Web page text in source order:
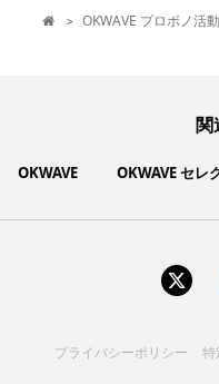
 > OKWAVE プロボノ活動
関
OKWAVE OKWAVE セレ
健康食品・
富士通クライアント
プライバシーポリシー 特